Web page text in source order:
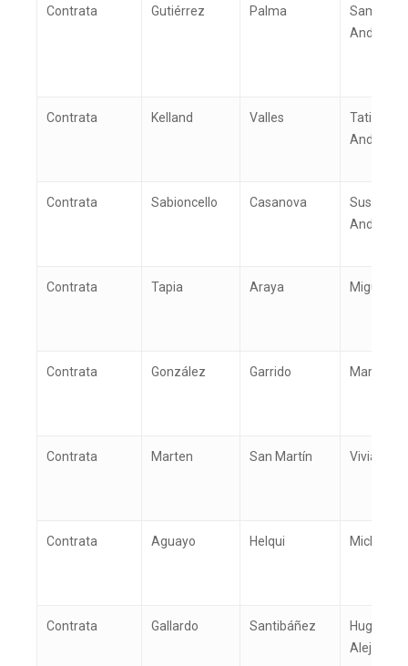
Contrata Gutiérrez Palma
Samuel
Andrés
Contrata Kelland Valles
Tatiana
Andrea
Contrata Sabioncello Casanova
Susana
Andrea
Contrata Tapia Araya Miguel
Contrata González Garrido Marcelo
Contrata Marten San Martín Viviana
Contrata Aguayo Helqui Michel
Contrata Gallardo Santibáñez
Hugo
Alejandro
Inicio
Qué es TTA
Estadísticas TTA
Qué y cómo
Actividad TTA